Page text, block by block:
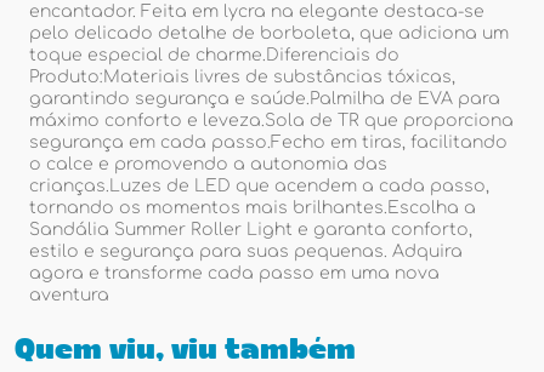
encantador. Feita em lycra na elegante destaca-se
pelo delicado detalhe de borboleta, que adiciona um
toque especial de charme.Diferenciais do
Produto:Materiais livres de substâncias tóxicas,
garantindo segurança e saúde.Palmilha de EVA para
máximo conforto e leveza.Sola de TR que proporciona
segurança em cada passo.Fecho em tiras, facilitando
o calce e promovendo a autonomia das
crianças.Luzes de LED que acendem a cada passo,
tornando os momentos mais brilhantes.Escolha a
Sandália Summer Roller Light e garanta conforto,
estilo e segurança para suas pequenas. Adquira
agora e transforme cada passo em uma nova
aventura
Quem viu, viu também